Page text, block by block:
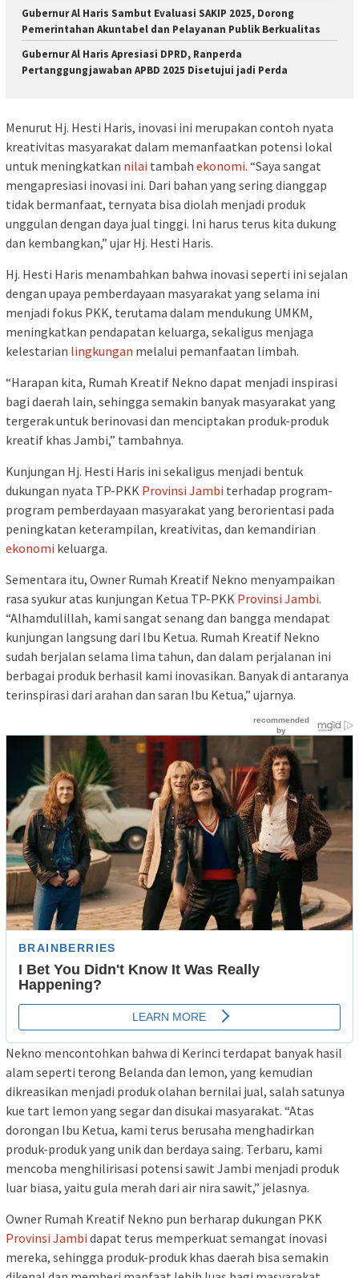
Gubernur Al Haris Sambut Evaluasi SAKIP 2025, Dorong
Pemerintahan Akuntabel dan Pelayanan Publik Berkualitas
Gubernur Al Haris Apresiasi DPRD, Ranperda
Pertanggungjawaban APBD 2025 Disetujui jadi Perda
Menurut Hj. Hesti Haris, inovasi ini merupakan contoh nyata
kreativitas masyarakat dalam memanfaatkan potensi lokal
untuk meningkatkan nilai tambah ekonomi. “Saya sangat
mengapresiasi inovasi ini. Dari bahan yang sering dianggap
tidak bermanfaat, ternyata bisa diolah menjadi produk
unggulan dengan daya jual tinggi. Ini harus terus kita dukung
dan kembangkan,” ujar Hj. Hesti Haris.
Hj. Hesti Haris menambahkan bahwa inovasi seperti ini sejalan
dengan upaya pemberdayaan masyarakat yang selama ini
menjadi fokus PKK, terutama dalam mendukung UMKM,
meningkatkan pendapatan keluarga, sekaligus menjaga
kelestarian lingkungan melalui pemanfaatan limbah.
“Harapan kita, Rumah Kreatif Nekno dapat menjadi inspirasi
bagi daerah lain, sehingga semakin banyak masyarakat yang
tergerak untuk berinovasi dan menciptakan produk-produk
kreatif khas Jambi,” tambahnya.
Kunjungan Hj. Hesti Haris ini sekaligus menjadi bentuk
dukungan nyata TP-PKK Provinsi Jambi terhadap program-
program pemberdayaan masyarakat yang berorientasi pada
peningkatan keterampilan, kreativitas, dan kemandirian
ekonomi keluarga.
Sementara itu, Owner Rumah Kreatif Nekno menyampaikan
rasa syukur atas kunjungan Ketua TP-PKK Provinsi Jambi.
“Alhamdulillah, kami sangat senang dan bangga mendapat
kunjungan langsung dari Ibu Ketua. Rumah Kreatif Nekno
sudah berjalan selama lima tahun, dan dalam perjalanan ini
berbagai produk berhasil kami inovasikan. Banyak di antaranya
terinspirasi dari arahan dan saran Ibu Ketua,” ujarnya.
Nekno mencontohkan bahwa di Kerinci terdapat banyak hasil
alam seperti terong Belanda dan lemon, yang kemudian
dikreasikan menjadi produk olahan bernilai jual, salah satunya
kue tart lemon yang segar dan disukai masyarakat. “Atas
dorongan Ibu Ketua, kami terus berusaha menghadirkan
produk-produk yang unik dan berdaya saing. Terbaru, kami
mencoba menghilirisasi potensi sawit Jambi menjadi produk
luar biasa, yaitu gula merah dari air nira sawit,” jelasnya.
Owner Rumah Kreatif Nekno pun berharap dukungan PKK
Provinsi Jambi dapat terus memperkuat semangat inovasi
mereka, sehingga produk-produk khas daerah bisa semakin